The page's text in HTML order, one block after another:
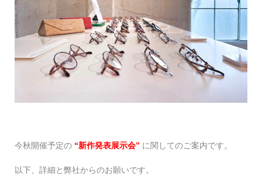
今秋開催予定の “新作発表展示会” に関してのご案内です。
以下、詳細と弊社からのお願いです。